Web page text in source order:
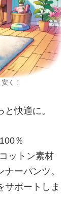
く！
快適に。
％
ットン素材
ーパンツ。
サポートしま